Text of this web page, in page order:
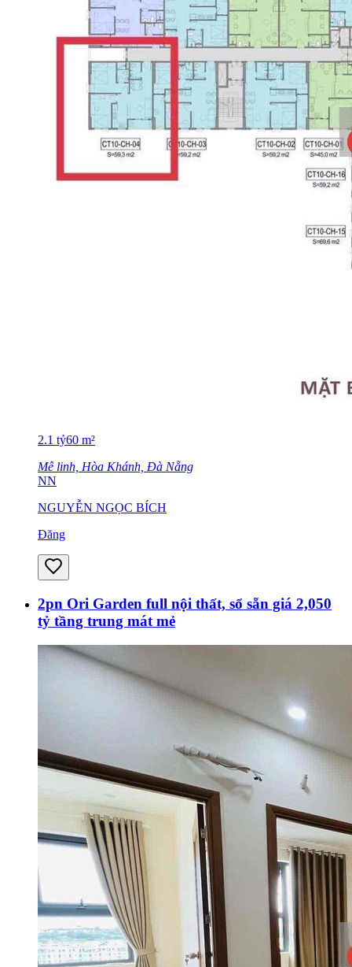
2.1 tỷ60 m²
Mê linh, Hòa Khánh, Đà Nẵng
NN
NGUYỄN NGỌC BÍCH
Đăng
2pn Ori Garden full nội thất, sổ sẵn giá 2,050
tỷ tầng trung mát mẻ